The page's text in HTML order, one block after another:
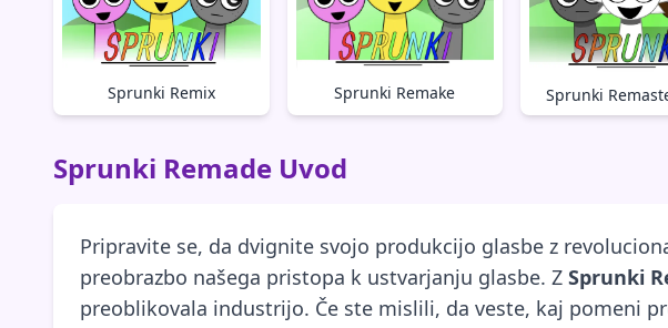
Sprunki Remix Sprunki Remake Sprunki
Sprunki Remade Uvod
Pripravite se, da dvignite svojo produkcijo glasbe z
preobrazbo našega pristopa k ustvarjanju glasbe. Z Sprunki
preoblikovala industrijo. Če ste mislili, da veste, kaj pomeni